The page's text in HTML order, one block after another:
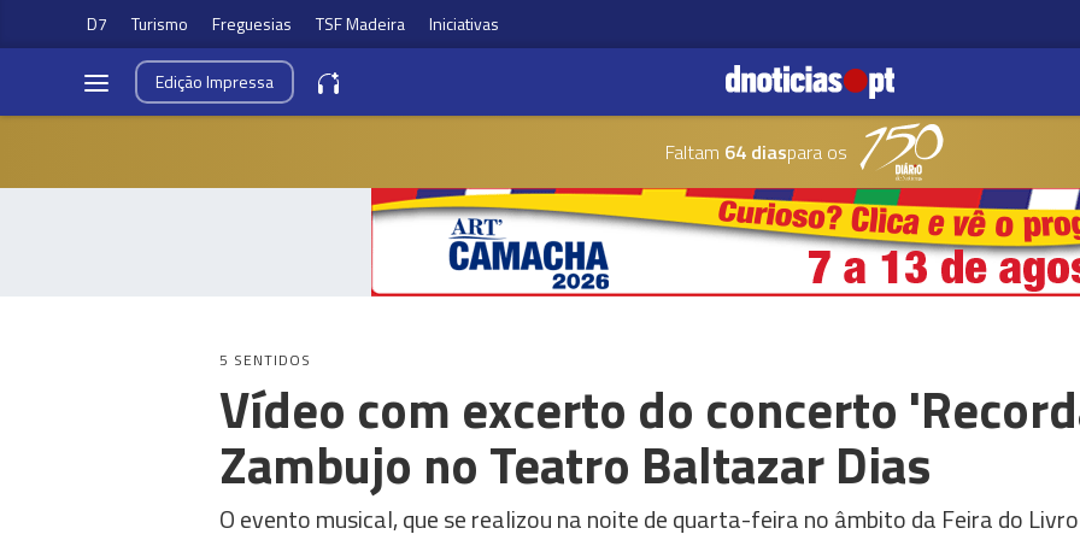
D7 Turismo Freguesias TSF Madeira Iniciativas
EdiçãoImpressa
Faltam 64 diaspara os
5 SENTIDOS
Vídeo com excerto do concerto
Zambujo no Teatro Baltazar Dias
O evento musical, que se realizou na noite de quarta-feira no âmbito da Feira do